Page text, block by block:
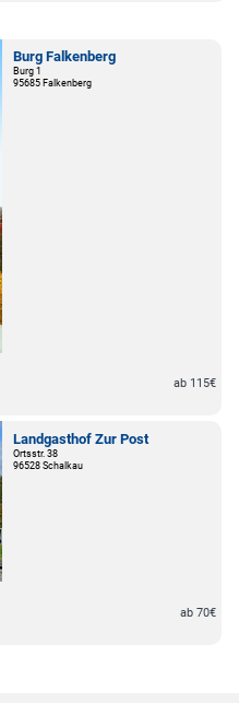
Burg Falkenberg
Burg 1
95685 Falkenberg
ab 115€
Landgasthof Zur Post
Ortsstr. 38
96528 Schalkau
ab 70€